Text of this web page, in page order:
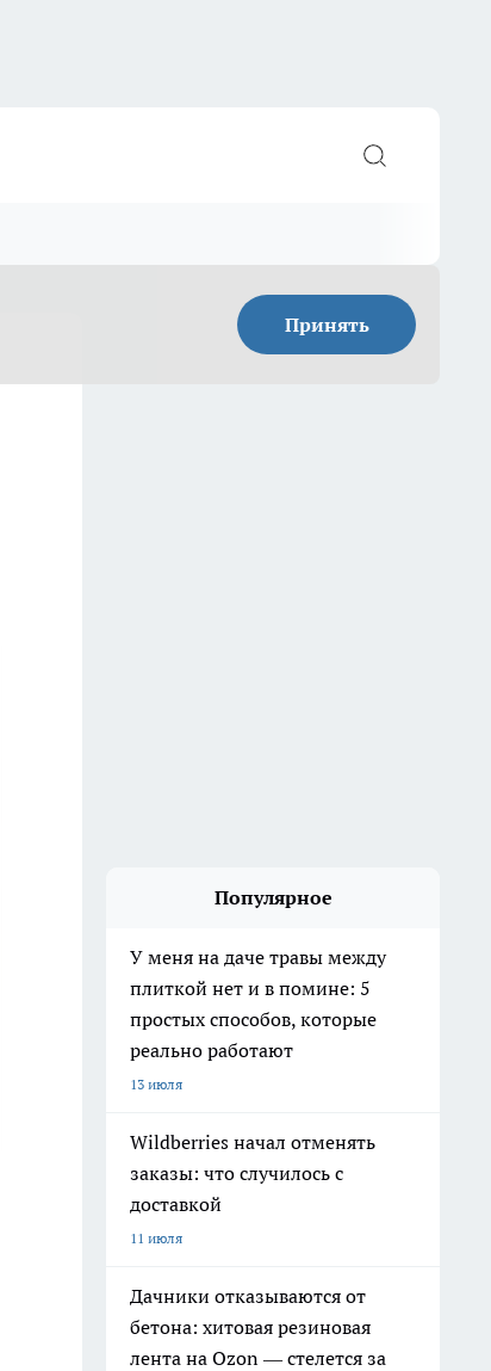
Принять
Популярное
У меня на даче травы между
плиткой нет и в помине: 5
простых способов, которые
реально работают
13 июля
Wildberries начал отменять
заказы: что случилось с
доставкой
11 июля
Дачники отказываются от
бетона: хитовая резиновая
лента на Ozon — стелется за